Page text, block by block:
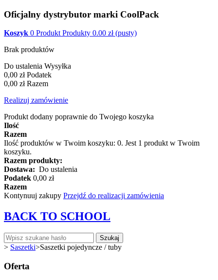
Oficjalny dystrybutor marki CoolPack
Koszyk 0 Produkt Produkty 0.00 zł (pusty)
Brak produktów
Do ustalenia Wysyłka
0,00 zł Podatek
0,00 zł Razem
Realizuj zamówienie
Produkt dodany poprawnie do Twojego koszyka
Ilość
Razem
Ilość produktów w Twoim koszyku: 0. Jest 1 produkt w Twoim
koszyku.
Razem produkty:
Dostawa: Do ustalenia
Podatek 0,00 zł
Razem
Kontynuuj zakupy Przejdź do realizacji zamówienia
BACK TO SCHOOL
Szukaj
> Saszetki>Saszetki pojedyncze / tuby
Oferta